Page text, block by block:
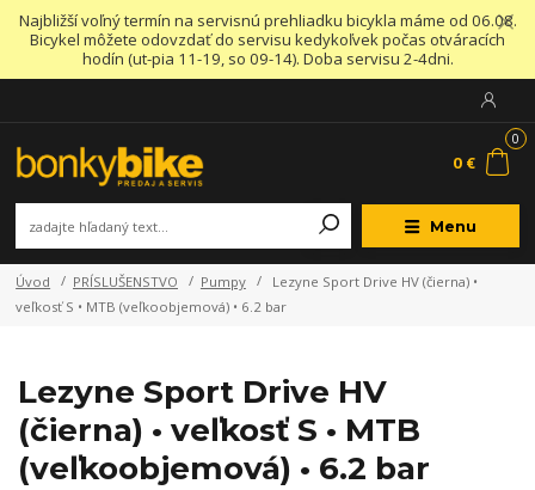
Najbližší voľný termín na servisnú prehliadku bicykla máme od 06.08.
Bicykel môžete odovzdať do servisu kedykoľvek počas otváracích
hodín (ut-pia 11-19, so 09-14). Doba servisu 2-4dni.
Menu
0
0 €
Úvod PRÍSLUŠENSTVO Pumpy
Lezyne Sport Drive HV (čierna) •
veľkosť S • MTB (veľkoobjemová) • 6.2 bar
Lezyne Sport Drive HV
(čierna) • veľkosť S • MTB
(veľkoobjemová) • 6.2 bar